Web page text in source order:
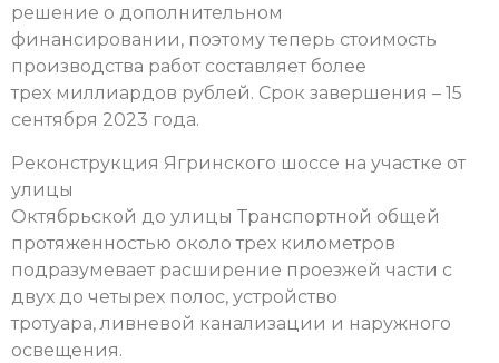
решение о дополнительном
финансировании, поэтому теперь стоимость
производства работ составляет более
трех миллиардов рублей. Срок завершения – 15
сентября 2023 года.
Реконструкция Ягринского шоссе на участке от
улицы
Октябрьской до улицы Транспортной общей
протяженностью около трех километров
подразумевает расширение проезжей части с
двух до четырех полос, устройство
тротуара, ливневой канализации и наружного
освещения.